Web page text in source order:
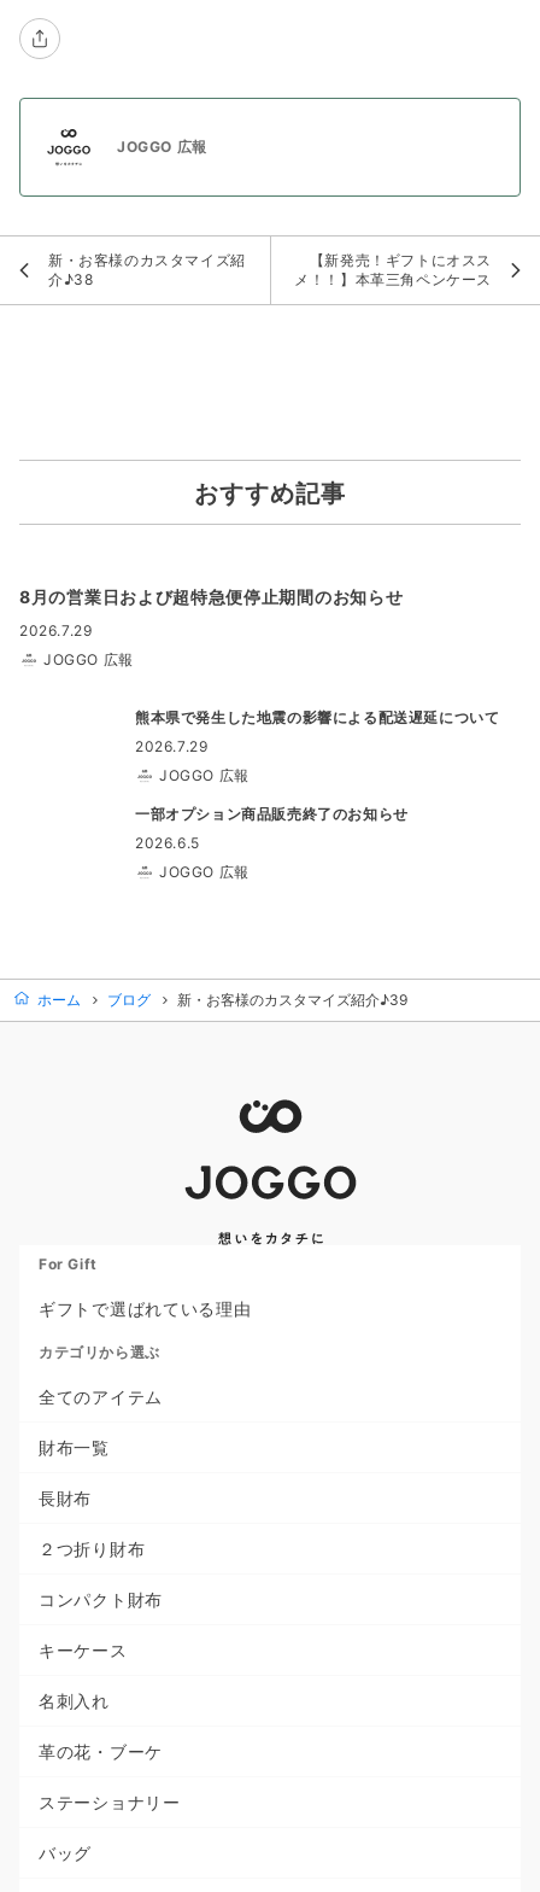
JOGGO 広報
新・お客様のカスタマイズ紹
介♪38
【新発売！ギフトにオスス
メ！！】本革三角ペンケース
おすすめ記事
8月の営業日および超特急便停止期間のお知らせ
2026.7.29
JOGGO 広報
熊本県で発生した地震の影響による配送遅延について
2026.7.29
JOGGO 広報
一部オプション商品販売終了のお知らせ
2026.6.5
JOGGO 広報
ホーム ブログ 新・お客様のカスタマイズ紹介♪39
For Gift
ギフトで選ばれている理由
カテゴリから選ぶ
全てのアイテム
財布一覧
長財布
２つ折り財布
コンパクト財布
キーケース
名刺入れ
革の花・ブーケ
ステーショナリー
バッグ